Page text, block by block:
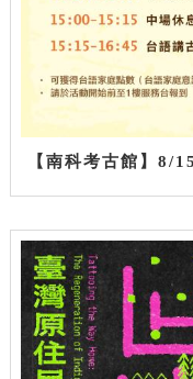
【南科考古館】8/